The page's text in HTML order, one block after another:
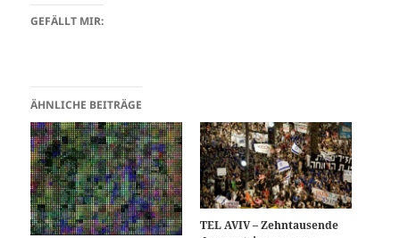
GEFÄLLT MIR:
ÄHNLICHE BEITRÄGE
TEL AVIV – Zehntausende